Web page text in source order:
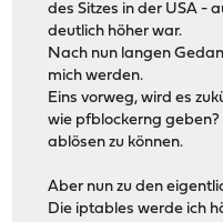
des Sitzes in der USA -
deutlich höher war.
Nach nun langen
mich werden.
Eins vorweg, wird es
wie pfblockerng
ablösen zu können.
Aber nun zu den
Die iptables werde ich